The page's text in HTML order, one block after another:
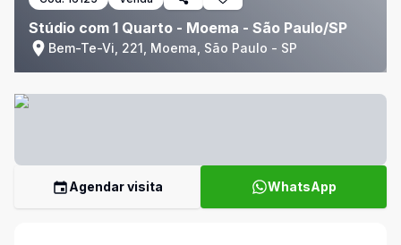
Stúdio com 1 Quarto - Moema - São Paulo/SP
Bem-Te-Vi, 221, Moema, São Paulo - SP
Agendar visita WhatsApp